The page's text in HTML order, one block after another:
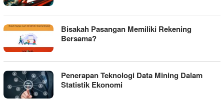
Bisakah Pasangan Memiliki Rekening
Bersama?
Penerapan Teknologi Data Mining Dalam
Statistik Ekonomi